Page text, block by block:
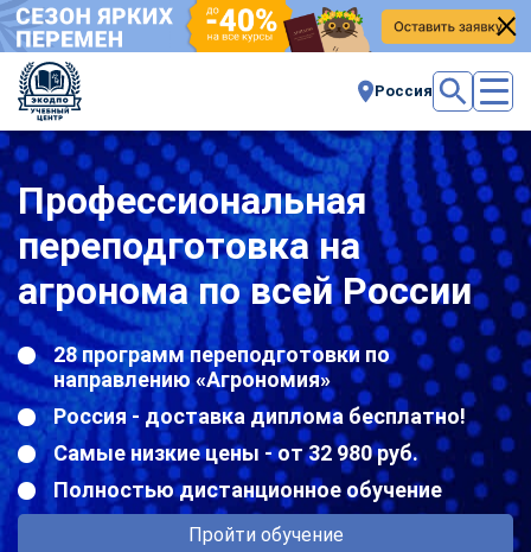
Россия
Профессиональная
переподготовка на
агронома по всей России
28 программ переподготовки по
направлению «Агрономия»
Россия - доставка диплома бесплатно!
Самые низкие цены - от 32 980 руб.
Полностью дистанционное обучение
Пройти обучение